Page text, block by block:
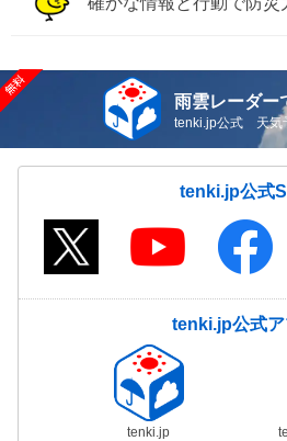
雨雲レーダー
tenki.jp公式 天気
tenki.jp公式
tenki.jp公式ア
tenki.jp